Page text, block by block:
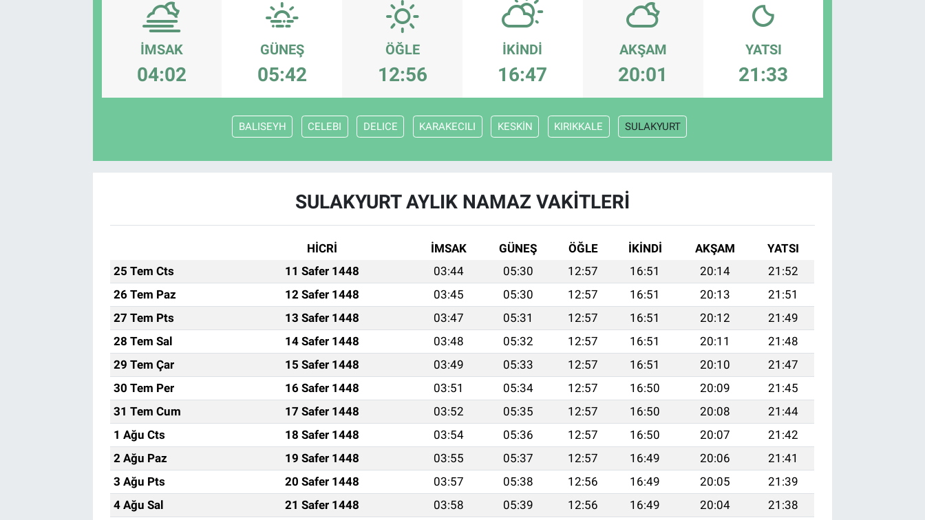
İMSAK
04:02
GÜNEŞ
05:42
ÖĞLE
12:56
İKINDI
16:47
AKŞAM
20:01
YATSI
21:33
BALISEYH CELEBI DELICE KARAKECILI KESKİN KIRIKKALE SULAKYURT
SULAKYURT AYLIK NAMAZ VAKITLERI
HİCRİ İMSAK GÜNEŞ ÖĞLE İKINDI AKŞAM
YATSI
25 Tem Cts
11 Safer 1448 03:44 05:30 12:57 16:51 20:14
21:52
26 Tem Paz
12 Safer 1448 03:45 05:30 12:57 16:51 20:13
21:51
27 Tem Pts
13 Safer 1448 03:47 05:31 12:57 16:51 20:12
21:49
28 Tem Sal
14 Safer 1448 03:48 05:32 12:57 16:51 20:11
21:48
29 Tem Çar
15 Safer 1448 03:49 05:33 12:57 16:51 20:10
21:47
30 Tem Per
16 Safer 1448 03:51 05:34 12:57 16:50 20:09
21:45
31 Tem Cum
17 Safer 1448 03:52 05:35 12:57 16:50 20:08
21:44
1 Ağu Cts
18 Safer 1448 03:54 05:36 12:57 16:50 20:07
21:42
2 Ağu Paz
19 Safer 1448 03:55 05:37 12:57 16:49 20:06
21:41
3 Ağu Pts
20 Safer 1448 03:57 05:38 12:56 16:49 20:05
21:39
4 Ağu Sal
21 Safer 1448 03:58 05:39 12:56 16:49 20:04
21:38